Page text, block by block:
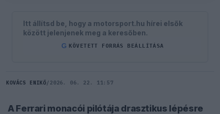
Itt állítsd be, hogy a motorsport.hu hírei elsők
között jelenjenek meg a keresőben.
G KÖVETETT FORRÁS BEÁLLÍTÁSA
KOVÁCS ENIKŐ/ 2026. 06. 22. 11:57
A Ferrari monacói pilótája drasztikus lépésre